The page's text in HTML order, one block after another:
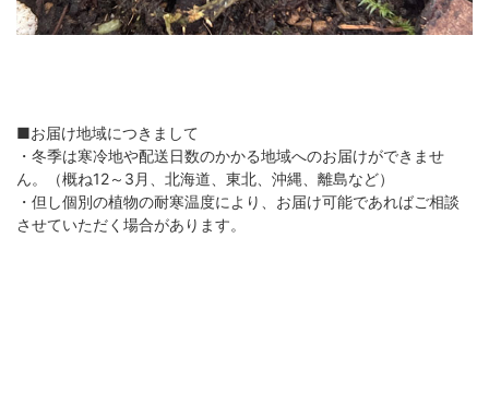
■お届け地域につきまして
・冬季は寒冷地や配送日数のかかる地域へのお届けができませ
ん。（概ね12～3月、北海道、東北、沖縄、離島など）
・但し個別の植物の耐寒温度により、お届け可能であればご相談
させていただく場合があります。